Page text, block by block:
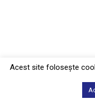
Acest site foloseşte